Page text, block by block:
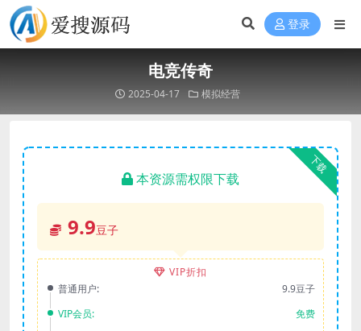
登录
电竞传奇
2025-04-17 模拟经营
下载
本资源需权限下载
9.9豆子
VIP折扣
普通用户:
9.9豆子
VIP会员:
免费